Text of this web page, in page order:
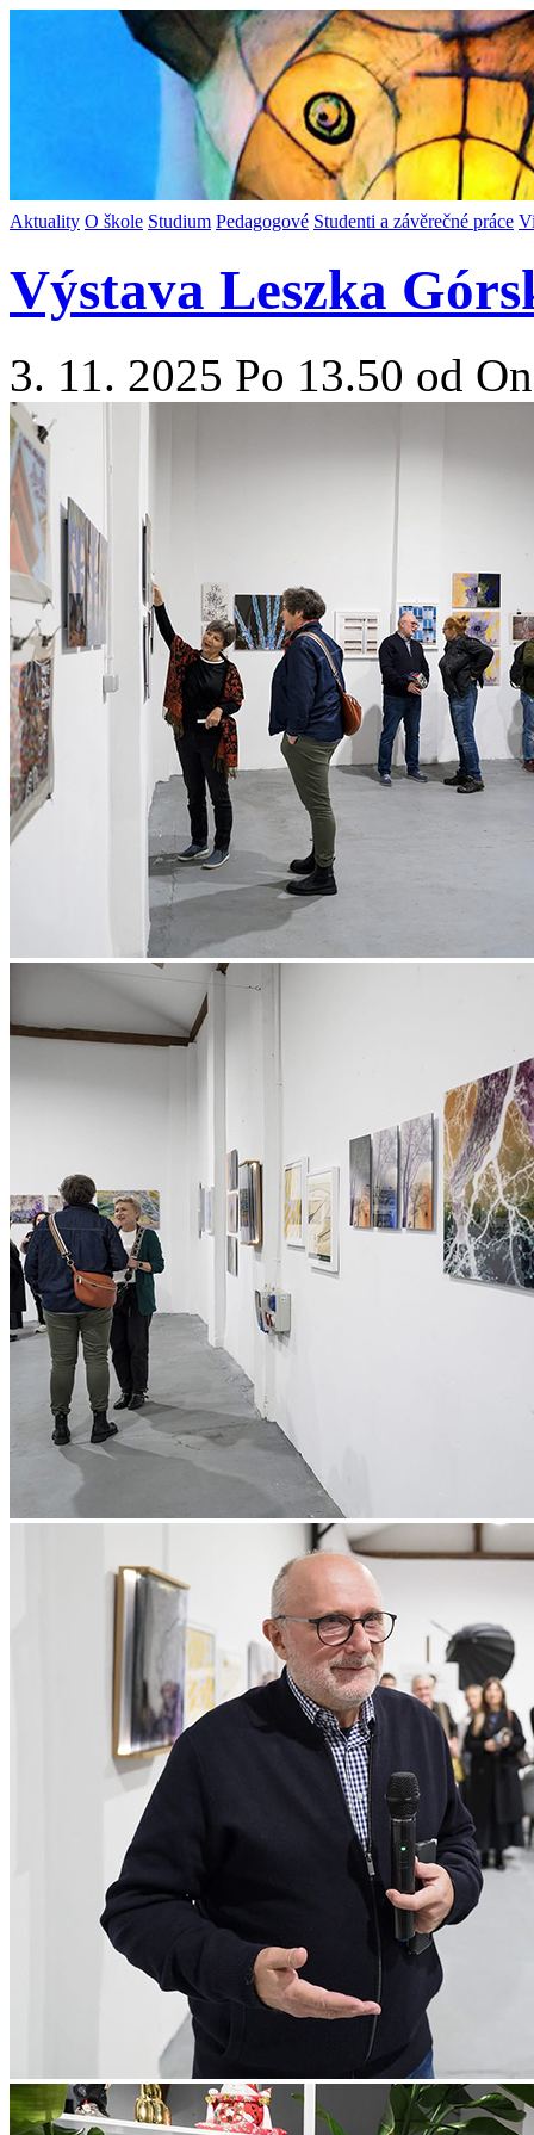
Aktuality O škole Studium Pedagogové Studenti a závěrečné práce
Výstava Leszka
3. 11. 2025 Po 13.50 od